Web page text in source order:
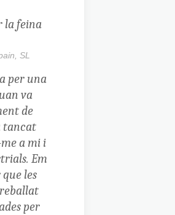
la feina
SL
per una
va
de
tancat
a mi i
Em
les
per